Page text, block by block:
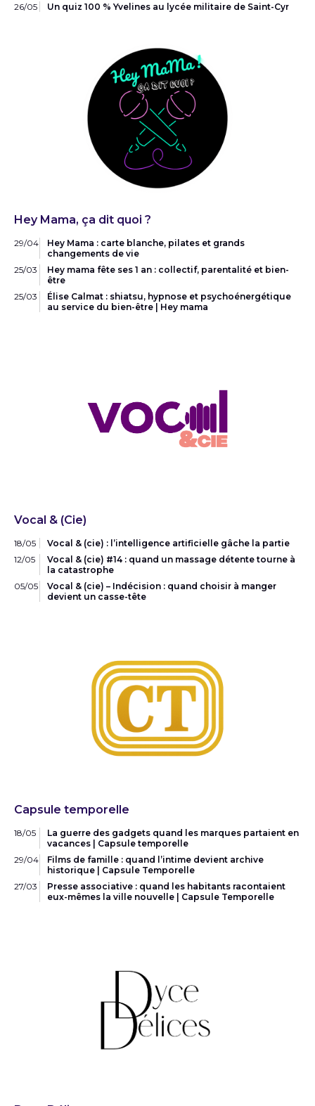
26/05
Un quiz 100 % Yvelines au lycée militaire de Saint-Cyr
Hey Mama, ça dit quoi ?
29/04
Hey Mama : carte blanche, pilates et grands
changements de vie
25/03
Hey mama fête ses 1 an : collectif, parentalité et bien-
être
25/03
Élise Calmat : shiatsu, hypnose et psychoénergétique
au service du bien-être | Hey mama
Vocal & (Cie)
18/05
Vocal & (cie) : l’intelligence artificielle gâche la partie
12/05
Vocal & (cie) #14 : quand un massage détente tourne à
la catastrophe
05/05
Vocal & (cie) – Indécision : quand choisir à manger
devient un casse-tête
Capsule temporelle
18/05
La guerre des gadgets quand les marques partaient en
vacances | Capsule temporelle
29/04
Films de famille : quand l’intime devient archive
historique | Capsule Temporelle
27/03
Presse associative : quand les habitants racontaient
eux-mêmes la ville nouvelle | Capsule Temporelle